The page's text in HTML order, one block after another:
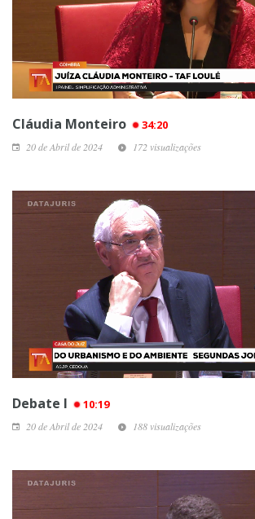
Cláudia Monteiro 34:20
20 de Abril de 2024 172 visualizações
Debate I 10:19
20 de Abril de 2024 188 visualizações